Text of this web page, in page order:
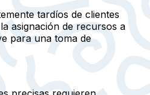
tardíos de clientes
asignación de recursos a
para una toma de